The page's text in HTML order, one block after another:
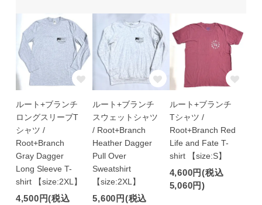
ルート+ブランチ
ロングスリーブT
シャツ /
Root+Branch
Gray Dagger
Long Sleeve T-
shirt 【size:2XL】
4,500円(税込
ルート+ブランチ
スウェットシャツ
/ Root+Branch
Heather Dagger
Pull Over
Sweatshirt
【size:2XL】
5,600円(税込
ルート+ブランチ
Tシャツ /
Root+Branch Red
Life and Fate T-
shirt 【size:S】
4,600円(税込
5,060円)